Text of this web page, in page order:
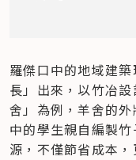
羅傑口中的地域建
長」出來，以竹冶
舍」為例，羊舍的
中的學生親自編製
源，不僅節省成本